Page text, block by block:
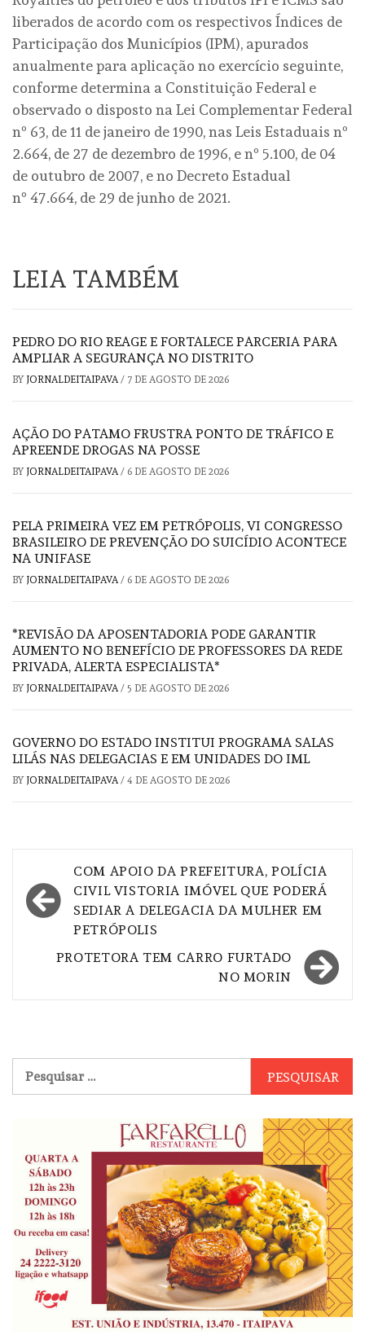
liberados de acordo com os respectivos Índices de
Participação dos Municípios (IPM), apurados
anualmente para aplicação no exercício seguinte,
conforme determina a Constituição Federal e
observado o disposto na Lei Complementar Federal
nº 63, de 11 de janeiro de 1990, nas Leis Estaduais nº
2.664, de 27 de dezembro de 1996, e nº 5.100, de 04
de outubro de 2007, e no Decreto Estadual
nº 47.664, de 29 de junho de 2021.
LEIA TAMBÉM
PEDRO DO RIO REAGE E FORTALECE PARCERIA PARA
AMPLIAR A SEGURANÇA NO DISTRITO
BY JORNALDEITAIPAVA/ 7 DE AGOSTO DE 2026
AÇÃO DO PATAMO FRUSTRA PONTO DE TRÁFICO E
APREENDE DROGAS NA POSSE
BY JORNALDEITAIPAVA/ 6 DE AGOSTO DE 2026
PELA PRIMEIRA VEZ EM PETRÓPOLIS, VI CONGRESSO
BRASILEIRO DE PREVENÇÃO DO SUICÍDIO ACONTECE
NA UNIFASE
BY JORNALDEITAIPAVA/ 6 DE AGOSTO DE 2026
*REVISÃO DA APOSENTADORIA PODE GARANTIR
AUMENTO NO BENEFÍCIO DE PROFESSORES DA REDE
PRIVADA, ALERTA ESPECIALISTA*
BY JORNALDEITAIPAVA/ 5 DE AGOSTO DE 2026
GOVERNO DO ESTADO INSTITUI PROGRAMA SALAS
LILÁS NAS DELEGACIAS E EM UNIDADES DO IML
BY JORNALDEITAIPAVA/ 4 DE AGOSTO DE 2026
Navegação
de
Post
COM APOIO DA PREFEITURA, POLÍCIA
CIVIL VISTORIA IMÓVEL QUE PODERÁ
SEDIAR A DELEGACIA DA MULHER EM
PETRÓPOLIS
PROTETORA TEM CARRO FURTADO
NO MORIN
por: